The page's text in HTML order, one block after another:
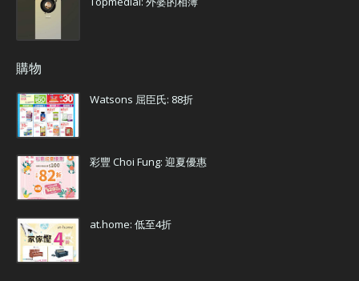
購物
Watsons 屈臣氏: 88折
彩豐 Choi Fung: 迎夏優惠
at.home: 低至4折